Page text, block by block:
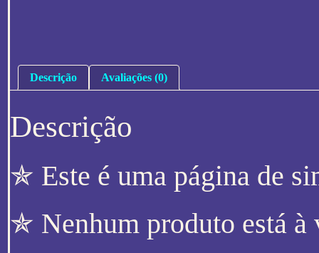
Descrição Avaliações (0)
Descrição
✯ Este é uma página de
✯ Nenhum produto está